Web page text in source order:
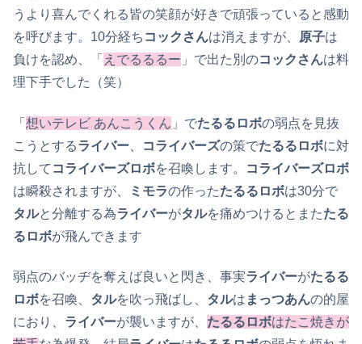
うより喜んでくれる皆の笑顔が好きで頑張っていると感動
を呼びます。10分経ち コックさんは消えますが、 原子は
負けを認め、「 えでるるるー 」で出た別のコックさんは料
理下手でした（笑）
「 想いテレビ あんこうくん 」でたるるロボの弱点を見抜
こうとするライバー コライバーズの策でたるるロボに対
抗して コライバーズロボを召喚します。
コライバーズロボ
は瞬殺されますが、
ミモラの作ったたるるロボは30分で
タルと分離する為ライバーがタルを痛めつけるとまたたる
るロボが飛んできます
弱点のバッヂを奪えば良いと閃き、事実ライバーがたるる
ロボを召喚、 タルを吹っ飛ばし、 タルは まっつあんの的屋
におり、 ライバーが襲いますが、 たるるロボはたこ焼きが